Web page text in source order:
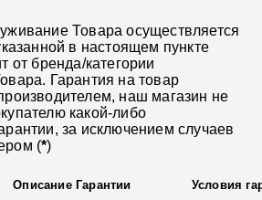
Товара осуществляется
в настоящем пункте
от бренда/категории
Гарантия на товар
наш магазин не
какой-либо
за исключением случаев
(*)
Описание Гарантии Условия